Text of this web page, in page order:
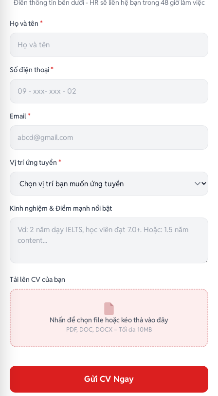
Điền thông tin bên dưới - HR sẽ liên hệ bạn trong 48 giờ làm việc
Họ và tên *
Số điện thoại*
Email*
Vị trí ứng tuyển *
Kinh nghiệm & Điểm mạnh nổi bật
Tải lên CV của bạn
Nhấn để chọn file hoặc kéo thả vào đây
PDF, DOC, DOCX – Tối đa 10MB
Gửi CV Ngay